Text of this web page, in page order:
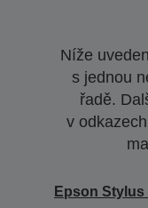
Níže
s jednou
řadě.
v
Epson Stylus